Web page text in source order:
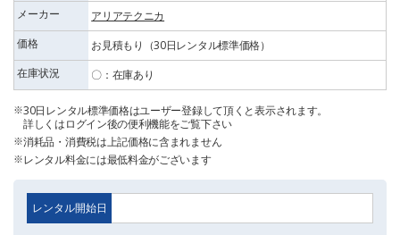
メーカー
アリアテクニカ
価格
お見積もり（30日レンタル標準価格）
在庫状況
〇：在庫あり
30日レンタル標準価格はユーザー登録して頂くと表示されます。
詳しくはログイン後の便利機能をご覧下さい
消耗品・消費税は上記価格に含まれません
レンタル料金には最低料金がございます
レンタル開始日